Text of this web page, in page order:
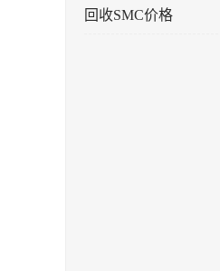
回收SMC价格